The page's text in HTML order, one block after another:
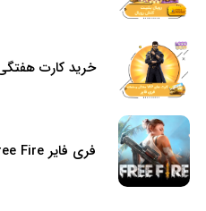
خرید کارت
فری فایر Free Fire